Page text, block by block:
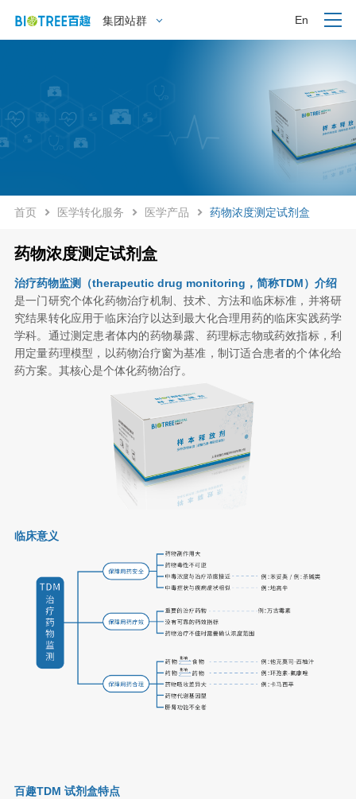
集团站群 En
首页 医学转化服务 医学产品 药物浓度测定试剂盒
药物浓度测定试剂盒
治疗药物监测（therapeutic drug monitoring，简称TDM）介绍
是一门研究个体化药物治疗机制、技术、方法和临床标准，并将研
究结果转化应用于临床治疗以达到最大化合理用药的临床实践药学
学科。通过测定患者体内的药物暴露、药理标志物或药效指标，利
用定量药理模型，以药物治疗窗为基准，制订适合患者的个体化给
药方案。其核心是个体化药物治疗。
临床意义
百趣TDM 试剂盒特点